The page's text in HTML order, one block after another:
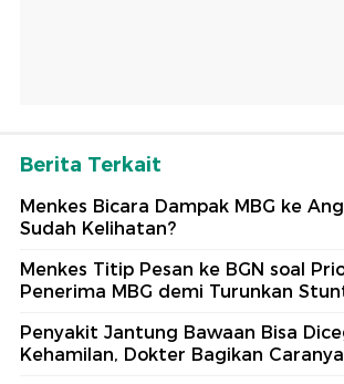
Berita Terkait
Menkes Bicara Dampak MBG ke
Sudah Kelihatan?
Menkes Titip Pesan ke BGN soal
Penerima MBG demi Turunkan
Penyakit Jantung Bawaan Bisa
Kehamilan, Dokter Bagikan Caranya